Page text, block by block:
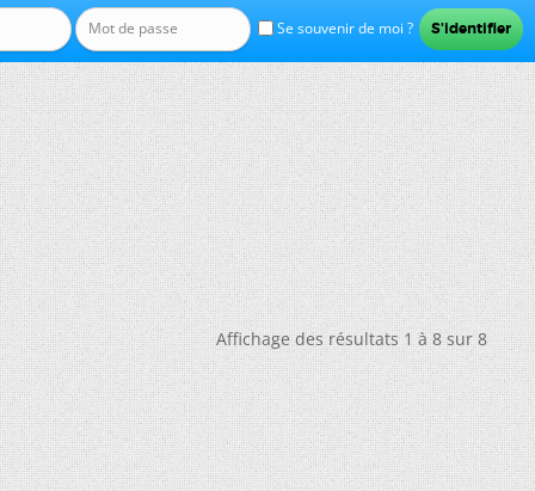
Se souvenir de moi ?
Affichage des résultats 1 à 8 sur 8